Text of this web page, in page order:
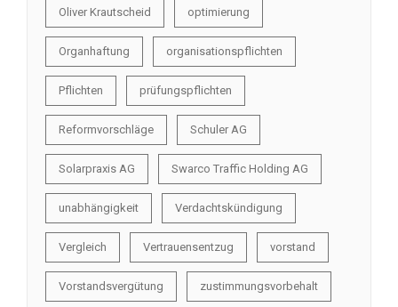
Oliver Krautscheid optimierung
Organhaftung organisationspflichten
Pflichten prüfungspflichten
Reformvorschläge Schuler AG
Solarpraxis AG Swarco Traffic Holding AG
unabhängigkeit Verdachtskündigung
Vergleich Vertrauensentzug vorstand
Vorstandsvergütung zustimmungsvorbehalt